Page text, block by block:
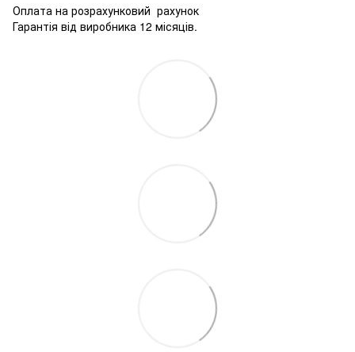
Оплата на розрахунковий рахунок
Гарантія від виробника 12 місяців.